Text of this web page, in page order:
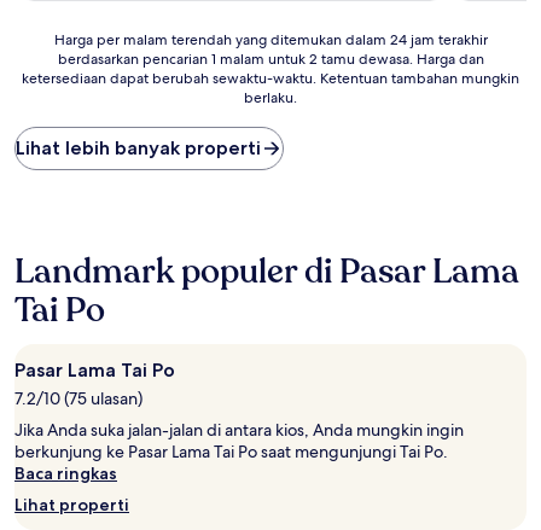
Harga
malam
yang
ditemukan
dalam
berdasarkan
pencarian
1
malam
2
tamu
dewasa.
Harga
dan
ketersediaan
dapat
berubah
Harga per malam terendah yang ditemukan dalam 24 jam terakhir
berdasarkan pencarian 1 malam untuk 2 tamu dewasa. Harga dan
ketersediaan dapat berubah sewaktu-waktu. Ketentuan tambahan mungkin
berlaku.
Lihat lebih banyak properti
Landmark populer di Pasar Lama
Tai Po
Pasar Lama Tai Po
7.2/10 (75 ulasan)
Jika Anda suka jalan-jalan di antara kios, Anda mungkin ingin
berkunjung ke Pasar Lama Tai Po saat mengunjungi Tai Po.
Baca ringkas
Lihat properti